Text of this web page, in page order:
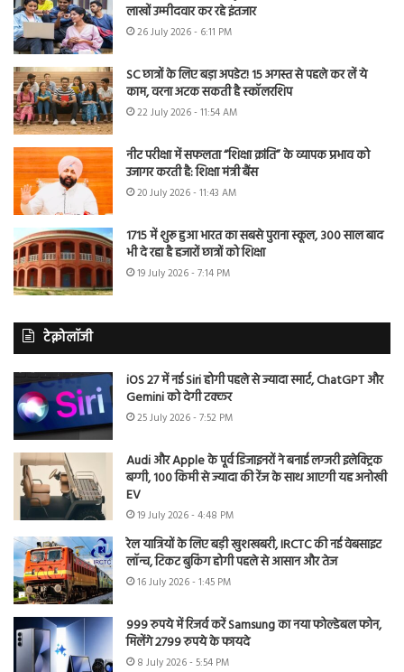
लाखों उम्मीदवार कर रहे इंतजार
26 July 2026 - 6:11 PM
SC छात्रों के लिए बड़ा अपडेट! 15 अगस्त से पहले कर लें ये
काम, वरना अटक सकती है स्कॉलरशिप
22 July 2026 - 11:54 AM
नीट परीक्षा में सफलता “शिक्षा क्रांति” के व्यापक प्रभाव को
उजागर करती है: शिक्षा मंत्री बैंस
20 July 2026 - 11:43 AM
1715 में शुरू हुआ भारत का सबसे पुराना स्कूल, 300 साल बाद
भी दे रहा है हजारों छात्रों को शिक्षा
19 July 2026 - 7:14 PM
टेक्नोलॉजी
iOS 27 में नई Siri होगी पहले से ज्यादा स्मार्ट, ChatGPT और
Gemini को देगी टक्कर
25 July 2026 - 7:52 PM
Audi और Apple के पूर्व डिजाइनरों ने बनाई लग्जरी इलेक्ट्रिक
बग्गी, 100 किमी से ज्यादा की रेंज के साथ आएगी यह अनोखी
EV
19 July 2026 - 4:48 PM
रेल यात्रियों के लिए बड़ी खुशखबरी, IRCTC की नई वेबसाइट
लॉन्च, टिकट बुकिंग होगी पहले से आसान और तेज
16 July 2026 - 1:45 PM
999 रुपये में रिजर्व करें Samsung का नया फोल्डेबल फोन,
मिलेंगे 2799 रुपये के फायदे
8 July 2026 - 5:54 PM